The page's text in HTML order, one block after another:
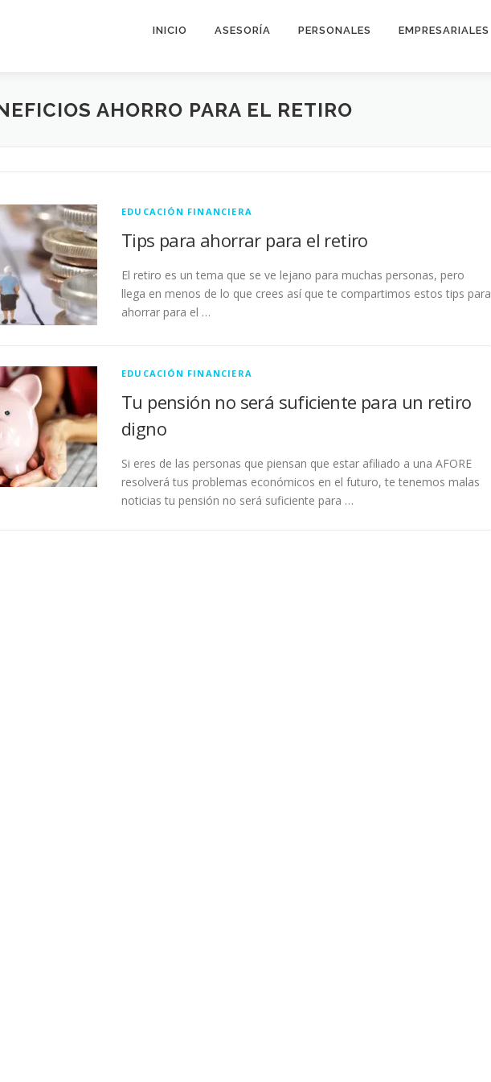
INICIO ASESORÍA PERSONALES EMPRESARIALES
AHORRO PARA EL RETIRO
EDUCACIÓN FINANCIERA
Tips para ahorrar para el retiro
El retiro es un tema que se ve lejano para muchas personas, pero
llega en menos de lo que crees así que te compartimos estos tips para
ahorrar para el …
EDUCACIÓN FINANCIERA
Tu pensión no será suficiente para un retiro
digno
Si eres de las personas que piensan que estar afiliado a una AFORE
resolverá tus problemas económicos en el futuro, te tenemos malas
noticias tu pensión no será suficiente para …